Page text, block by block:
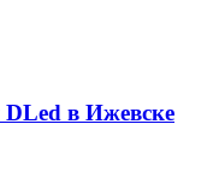
DLed в Ижевске